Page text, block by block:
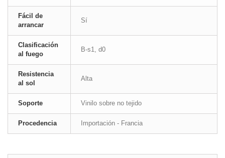
Fácil de
arrancar
Sí
Clasificación
al fuego
B-s1, d0
Resistencia
al sol
Alta
Soporte Vinilo sobre no tejido
Procedencia Importación - Francia